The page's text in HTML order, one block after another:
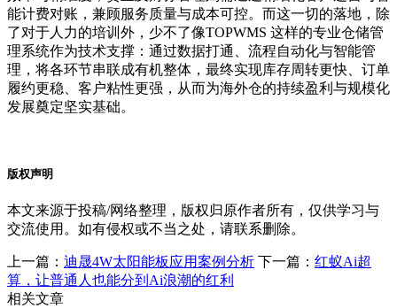
能计费对账，兼顾服务质量与成本可控。而这一切的落地，除
了对于人力的培训外，少不了像TOPWMS 这样的专业仓储管
理系统作为技术支撑：通过数据打通、流程自动化与智能管
理，将各环节串联成有机整体，最终实现库存周转更快、订单
履约更稳、客户粘性更强，从而为海外仓的持续盈利与规模化
发展奠定坚实基础。
版权声明
本文来源于投稿/网络整理，版权归原作者所有，仅供学习与
交流使用。如有侵权或不当之处，请联系删除。
上一篇： 迪晟4W太阳能板应用案例分析 下一篇： 红蚁Ai超
算，让普通人也能分到Ai浪潮的红利
相关文章